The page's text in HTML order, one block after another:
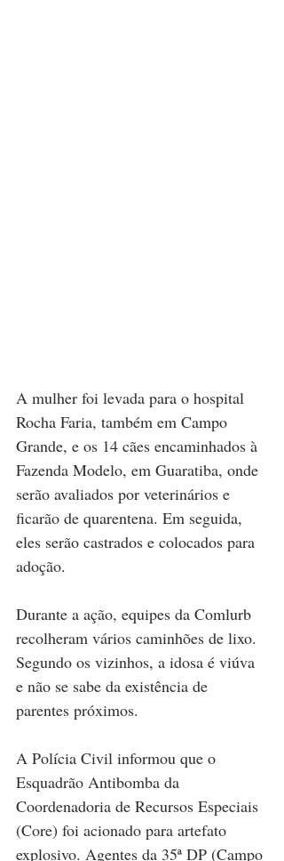
A mulher foi levada para o hospital
Rocha Faria, também em Campo
Grande, e os 14 cães encaminhados à
Fazenda Modelo, em Guaratiba, onde
serão avaliados por veterinários e
ficarão de quarentena. Em seguida,
eles serão castrados e colocados para
adoção.
Durante a ação, equipes da Comlurb
recolheram vários caminhões de lixo.
Segundo os vizinhos, a idosa é viúva
e não se sabe da existência de
parentes próximos.
A Polícia Civil informou que o
Esquadrão Antibomba da
Coordenadoria de Recursos Especiais
(Core) foi acionado para artefato
explosivo. Agentes da 35ª DP (Campo